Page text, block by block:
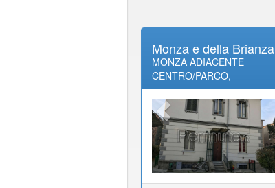
Monza e della Brianza
MONZA ADIACENTE
CENTRO/PARCO,
PROPONIAMO IN VILLA
D'EPOCA AMPIO E
LUMINOSO
APPARTAMENTO SU DUE